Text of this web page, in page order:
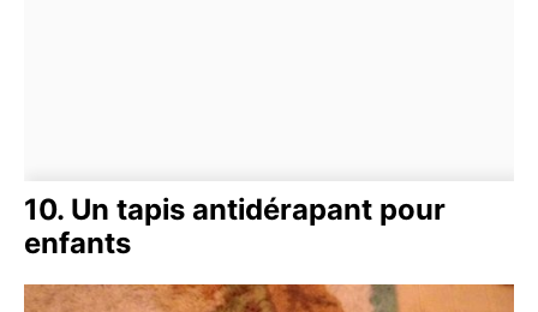
10. Un tapis antidérapant pour
enfants